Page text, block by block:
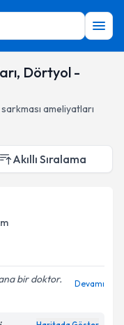
Dörtyol -
ameliyatları
Akıllı Sıralama
bir doktor.
Devamı